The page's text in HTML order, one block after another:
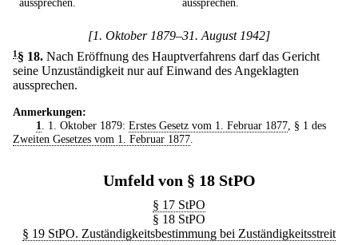
aussprechen.
aussprechen.
[1. Oktober 1879–31. August 1942]
1§ 18. Nach Eröffnung des Hauptverfahrens darf das Gericht
seine Unzuständigkeit nur auf Einwand des Angeklagten
aussprechen.
Anmerkungen:
1. 1. Oktober 1879: Erstes Gesetz vom 1. Februar 1877, § 1 des
Zweiten Gesetzes vom 1. Februar 1877.
Umfeld von § 18 StPO
§ 17 StPO
§ 18 StPO
§ 19 StPO. Zuständigkeitsbestimmung bei Zuständigkeitsstreit